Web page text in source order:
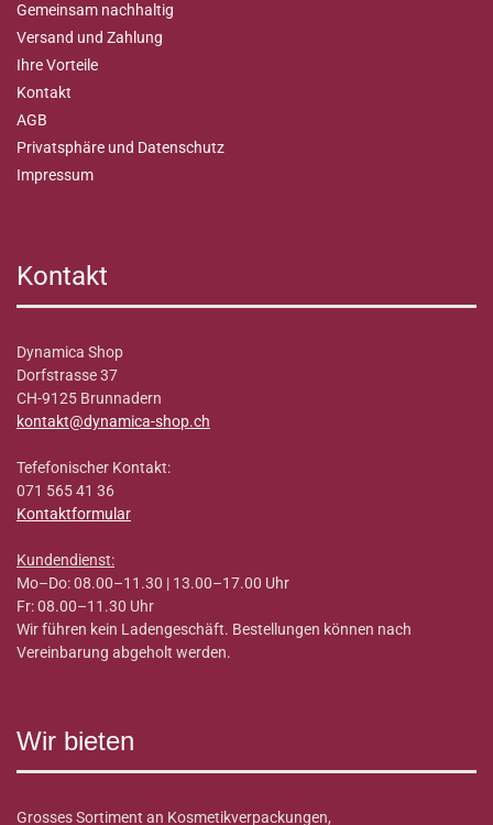
Gemeinsam nachhaltig
Versand und Zahlung
Ihre Vorteile
Kontakt
AGB
Privatsphäre und Datenschutz
Impressum
Kontakt
Dynamica Shop
Dorfstrasse 37
CH-9125 Brunnadern
kontakt@dynamica-shop.ch
Tefefonischer Kontakt:
071 565 41 36
Kontaktformular
Kundendienst:
Mo–Do: 08.00–11.30 | 13.00–17.00 Uhr
Fr: 08.00–11.30 Uhr
Wir führen kein Ladengeschäft. Bestellungen können nach
Vereinbarung abgeholt werden.
Wir bieten
Grosses Sortiment an Kosmetikverpackungen,